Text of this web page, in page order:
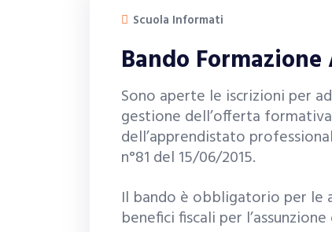
Scuola Informati
Bando
Sono aperte le iscrizioni per
gestione dell’offerta
dell’apprendistato
n°81 del 15/06/2015.
Il bando è obbligatorio per le
benefici fiscali per